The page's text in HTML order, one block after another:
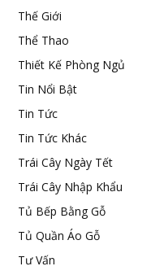
Thế Giới
Thể Thao
Thiết Kế Phòng Ngủ
Tin Nổi Bật
Tin Tức
Tin Tức Khác
Trái Cây Ngày Tết
Trái Cây Nhập Khẩu
Tủ Bếp Bằng Gỗ
Tủ Quần Áo Gỗ
Tư Vấn